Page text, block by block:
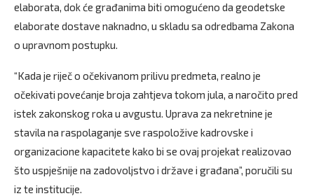
elaborata, dok će građanima biti omogućeno da geodetske
elaborate dostave naknadno, u skladu sa odredbama Zakona
o upravnom postupku.
“Kada je riječ o očekivanom prilivu predmeta, realno je
očekivati povećanje broja zahtjeva tokom jula, a naročito pred
istek zakonskog roka u avgustu. Uprava za nekretnine je
stavila na raspolaganje sve raspoložive kadrovske i
organizacione kapacitete kako bi se ovaj projekat realizovao
što uspješnije na zadovoljstvo i države i građana”, poručili su
iz te institucije.